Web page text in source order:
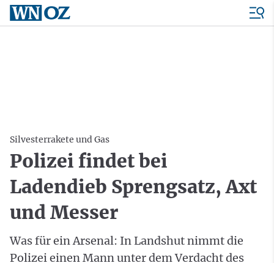
Silvesterrakete und Gas
Polizei findet bei
Ladendieb Sprengsatz, Axt
und Messer
Was für ein Arsenal: In Landshut nimmt die
Polizei einen Mann unter dem Verdacht des